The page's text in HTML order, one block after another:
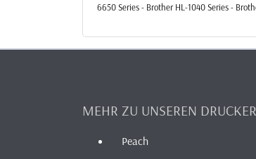
6650 Series - Brother HL-1040 Series -
MEHR ZU UNSEREN
Peach